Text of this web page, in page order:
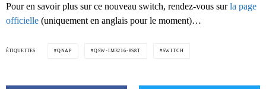
Pour en savoir plus sur ce nouveau switch, rendez-vous surla page
officielle (uniquement en anglais pour le moment)…
ÉTIQUETTES QNAP QSW-IM3216-8S8T SWITCH